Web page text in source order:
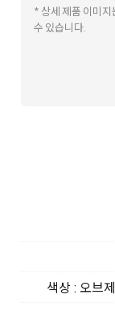
* 상세 제품 이미지
수 있습니다.
색상 : 오브